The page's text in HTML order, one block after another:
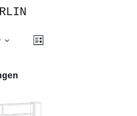
ANSICHTEN-
NAVIGATION
VERANSTALTUNG
ANSICHTEN-
Liste